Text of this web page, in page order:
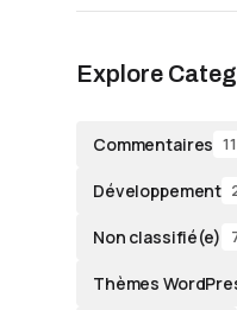
Explore
Commentaires 11
Développement
Non classifié(e)
Thèmes